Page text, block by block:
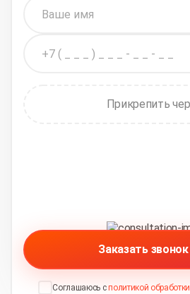
Прикрепить
Заказать звонок
Соглашаюсь с политикой